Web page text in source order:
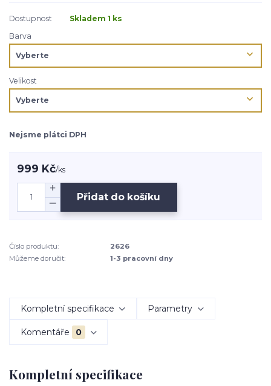
Dostupnost
Skladem 1 ks
Barva
Velikost
Nejsme plátci DPH
999 Kč/ks
Přidat do košíku
Číslo produktu:
2626
Můžeme doručit:
1-3 pracovní dny
Kompletní specifikace Parametry
Komentáře 0
Kompletní specifikace